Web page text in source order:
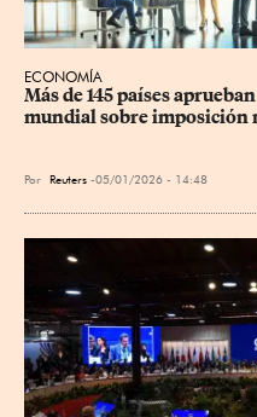
ECONOMÍA
Más de 145 países
mundial sobre imposición
Por Reuters 05/01/2026 - 14:48